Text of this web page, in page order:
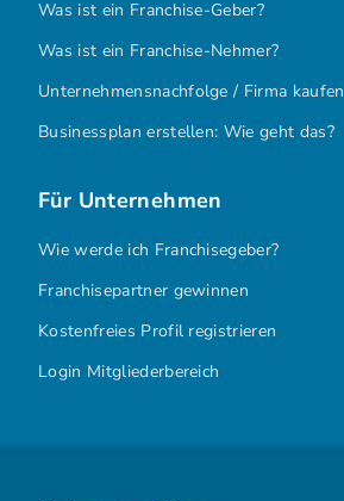
Was ist ein Franchise-Geber?
Was ist ein Franchise-Nehmer?
Unternehmensnachfolge / Firma kaufen
Businessplan erstellen: Wie geht das?
Für Unternehmen
Wie werde ich Franchisegeber?
Franchisepartner gewinnen
Kostenfreies Profil registrieren
Login Mitgliederbereich